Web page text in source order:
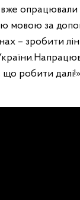
вже
мовою за
– зробити
що робити